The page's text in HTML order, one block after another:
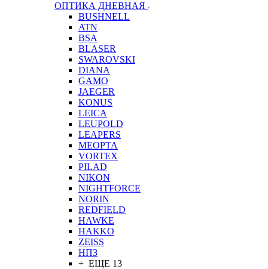
ОПТИКА ДНЕВНАЯ
BUSHNELL
ATN
BSA
BLASER
SWAROVSKI
DIANA
GAMO
JAEGER
KONUS
LEICA
LEUPOLD
LEAPERS
MEOPTA
VORTEX
PILAD
NIKON
NIGHTFORCE
NORIN
REDFIELD
HAWKE
HAKKO
ZEISS
НПЗ
+ ЕЩЕ 13